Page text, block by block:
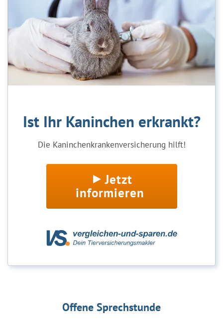
Ist Ihr Kaninchen erkrankt?
Die Kaninchenkrankenversicherung hilft!
Jetzt
informieren
Offene Sprechstunde